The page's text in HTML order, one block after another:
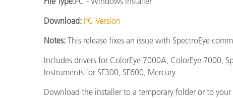
Download: PC Version
Notes: This release fixes an issue with SpectroEye
Includes drivers for ColorEye 7000A, ColorEye 7000,
Instruments for SF300, SF600, Mercury
Download the installer to a temporary folder or to